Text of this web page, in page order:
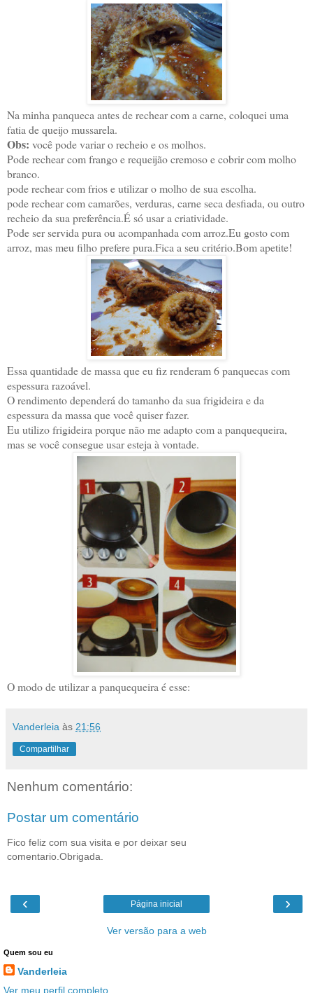
Na minha panqueca antes de rechear com a carne, coloquei uma
fatia de queijo mussarela.
Obs: você pode variar o recheio e os molhos.
Pode rechear com frango e requeijão cremoso e cobrir com molho
branco.
pode rechear com frios e utilizar o molho de sua escolha.
pode rechear com camarões, verduras, carne seca desfiada, ou outro
recheio da sua preferência.É só usar a criatividade.
Pode ser servida pura ou acompanhada com arroz.Eu gosto com
arroz, mas meu filho prefere pura.Fica a seu critério.Bom apetite!
Essa quantidade de massa que eu fiz renderam 6 panquecas com
espessura razoável.
O rendimento dependerá do tamanho da sua frigideira e da
espessura da massa que você quiser fazer.
Eu utilizo frigideira porque não me adapto com a panquequeira,
mas se você consegue usar esteja à vontade.
O modo de utilizar a panquequeira é esse:
Vanderleia às 21:56
Compartilhar
Nenhum comentário:
Postar um comentário
Fico feliz com sua visita e por deixar seu
comentario.Obrigada.
‹ ›
Página inicial
Ver versão para a web
Quem sou eu
Vanderleia
Ver meu perfil completo